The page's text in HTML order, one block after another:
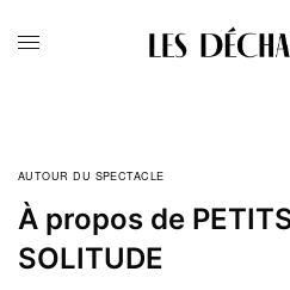
AUTOUR DU SPECTACLE
À propos de
SOLITUDE